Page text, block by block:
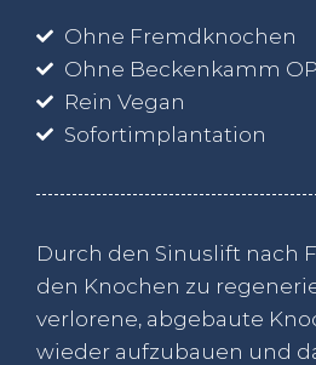
Ohne Fremdknochen
Ohne Beckenkamm OP
Rein Vegan
Sofortimplantation
Durch den Sinuslift nach
den Knochen zu
verlorene, abgebaute
wieder aufzubauen und